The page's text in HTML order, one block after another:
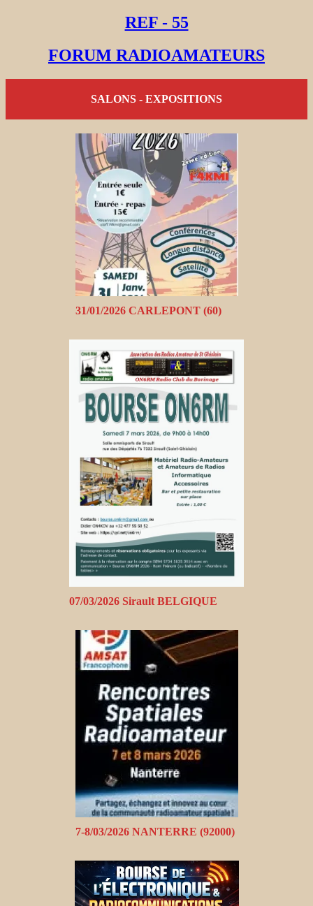
REF - 55
FORUM RADIOAMATEURS
SALONS - EXPOSITIONS
31/01/2026 CARLEPONT (60)
07/03/2026 Sirault BELGIQUE
7-8/03/2026 NANTERRE (92000)